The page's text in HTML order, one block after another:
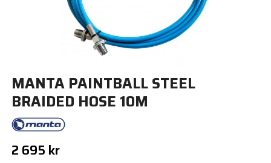
MANTA PAINTBALL STEEL
BRAIDED HOSE 10M
2 695 kr